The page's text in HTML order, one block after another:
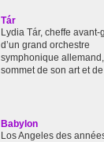
Tár
Lydia Tár, cheffe avant-
d’un grand orchestre
symphonique
sommet de son art et
Babylon
Los Angeles des